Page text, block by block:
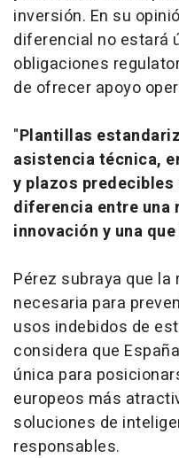
inversión. En su
diferencial no estará
obligaciones
de ofrecer apoyo
"Plantillas
asistencia técnica,
y plazos predecibles
diferencia entre una
innovación y una
Pérez subraya que la
necesaria para
usos indebidos de
considera que
única para
europeos más
soluciones de
responsables.